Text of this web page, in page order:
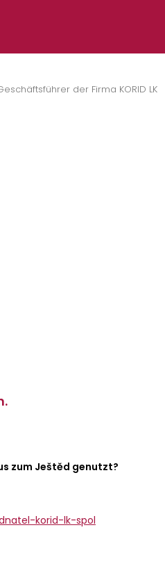
der Firma KORID LK
zum Ještěd genutzt?
korid-lk-spol